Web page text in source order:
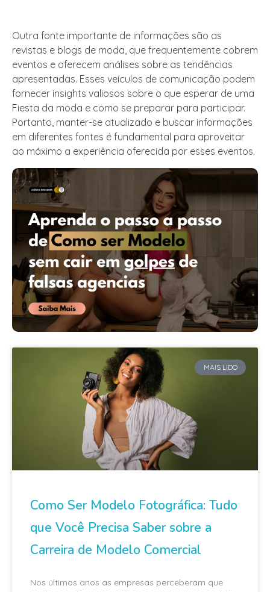
Outra fonte importante de informações são as
revistas e blogs de moda, que frequentemente cobrem
eventos e oferecem análises sobre as tendências
apresentadas. Esses veículos de comunicação podem
fornecer insights valiosos sobre o que esperar de uma
Fiesta da moda e como se preparar para participar.
Portanto, manter-se atualizado e buscar informações
em diferentes fontes é fundamental para aproveitar
ao máximo a experiência oferecida por esses eventos.
MAIS LIDO
Como Ser Modelo Fotográfica: Tudo
que Você Precisa Saber sobre a
Carreira de Modelo Comercial
Nos últimos anos as empresas perceberam que